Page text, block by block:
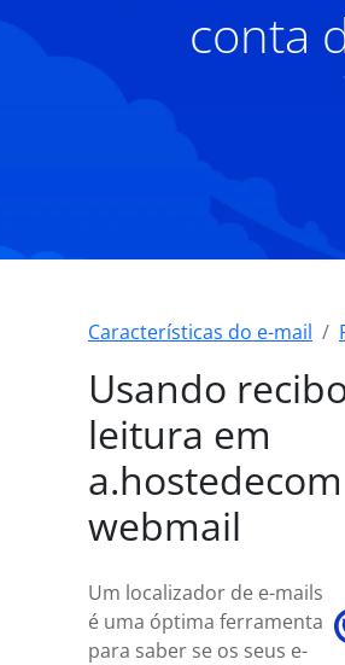
conta
Características do e-mail
Usando
leitura em
a.hostedecom
webmail
Um localizador de e-mails
é uma óptima ferramenta
para saber se os seus e-